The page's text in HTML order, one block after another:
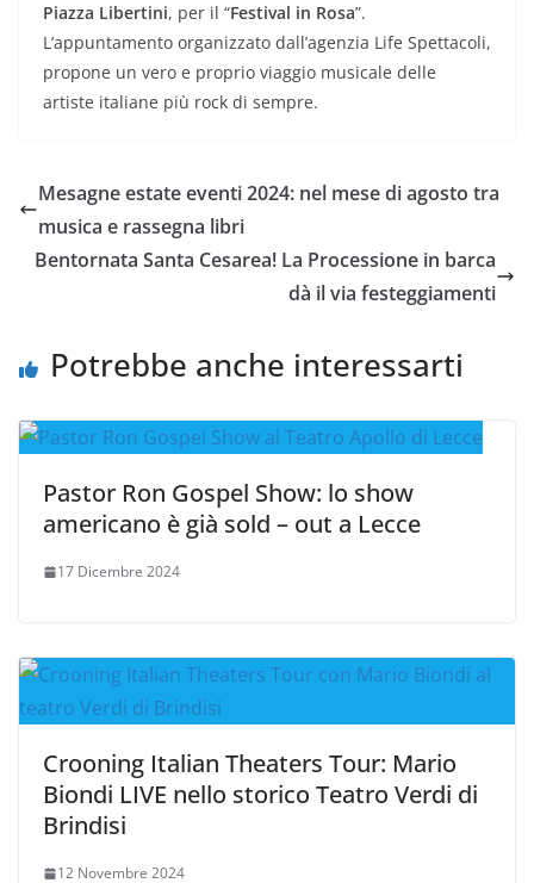
Piazza Libertini, per il “Festival in Rosa”.
L’appuntamento organizzato dall’agenzia Life Spettacoli,
propone un vero e proprio viaggio musicale delle
artiste italiane più rock di sempre.
Mesagne estate eventi 2024: nel mese di agosto tra
musica e rassegna libri
Bentornata Santa Cesarea! La Processione in barca
dà il via festeggiamenti
Potrebbe anche interessarti
Pastor Ron Gospel Show: lo show
americano è già sold – out a Lecce
17 Dicembre 2024
Crooning Italian Theaters Tour: Mario
Biondi LIVE nello storico Teatro Verdi di
Brindisi
12 Novembre 2024